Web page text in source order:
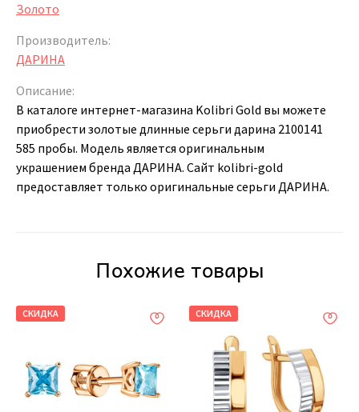
Золото
Производитель:
ДАРИНА
Описание:
В каталоге интернет-магазина Kolibri Gold вы можете
приобрести золотые длинные серьги дарина 2100141
585 пробы. Модель является оригинальным
украшением бренда ДАРИНА. Сайт kolibri-gold
предоставляет только оригинальные серьги ДАРИНА.
Похожие товары
СКИДКА СКИДКА